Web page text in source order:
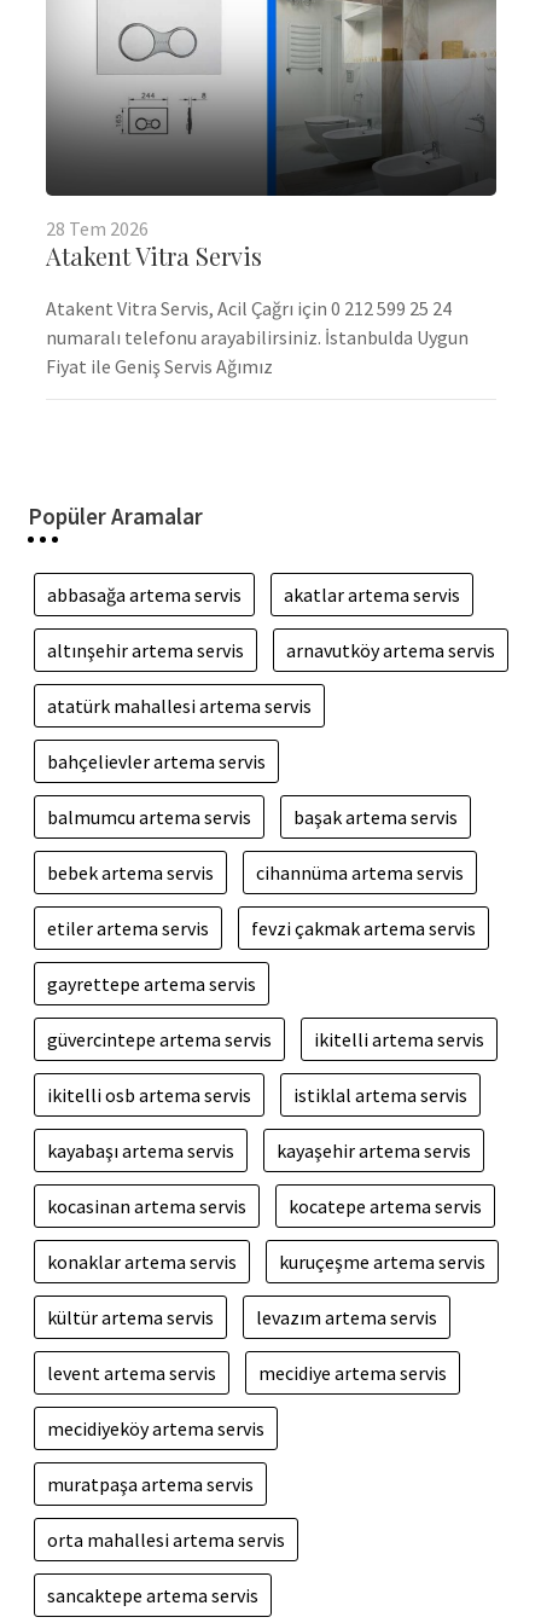
28 Tem 2026
Atakent Vitra Servis
Atakent Vitra Servis, Acil Çağrı için 0 212 599 25 24
numaralı telefonu arayabilirsiniz. İstanbulda Uygun
Fiyat ile Geniş Servis Ağımız
Popüler Aramalar
abbasağa artema servis akatlar artema servis
altınşehir artema servis arnavutköy artema servis
atatürk mahallesi artema servis
bahçelievler artema servis
balmumcu artema servis başak artema servis
bebek artema servis cihannüma artema servis
etiler artema servis fevzi çakmak artema servis
gayrettepe artema servis
güvercintepe artema servis ikitelli artema servis
ikitelli osb artema servis istiklal artema servis
kayabaşı artema servis kayaşehir artema servis
kocasinan artema servis kocatepe artema servis
konaklar artema servis kuruçeşme artema servis
kültür artema servis levazım artema servis
levent artema servis mecidiye artema servis
mecidiyeköy artema servis
muratpaşa artema servis
orta mahallesi artema servis
sancaktepe artema servis